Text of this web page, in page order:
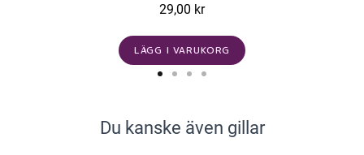
29,00 kr
LÄGG I VARUKORG
Du kanske även gillar